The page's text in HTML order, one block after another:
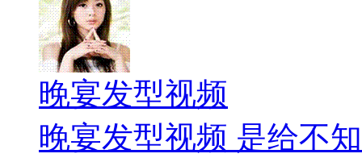
晚宴发型视频
晚宴发型视频 是给不